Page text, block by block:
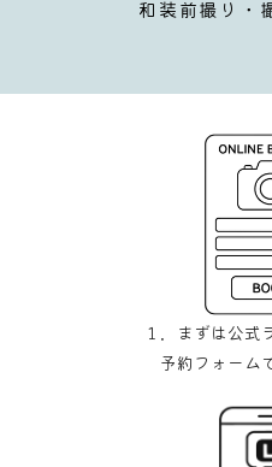
和装前撮り・
１．まずは公式
予約フォーム